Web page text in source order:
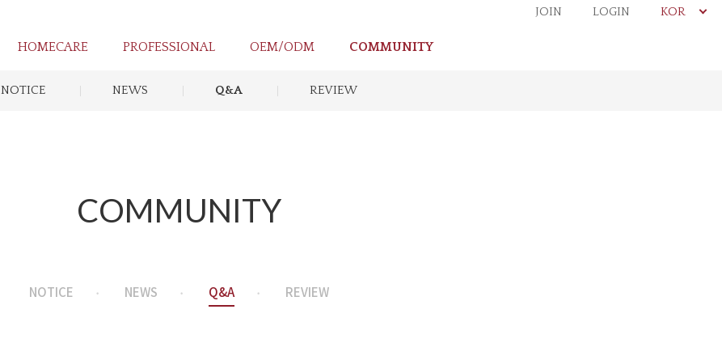
JOIN LOGIN KOR
HOMECARE PROFESSIONAL OEM/ODM COMMUNITY
NOTICE NEWS Q&A REVIEW
COMMUNITY
NOTICE NEWS Q&A REVIEW